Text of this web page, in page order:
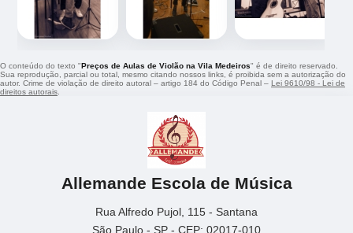
O conteúdo do texto " Preços de Aulas de Violão na Vila Medeiros" é de direito reservado.
Sua reprodução, parcial ou total, mesmo citando nossos links, é proibida sem a autorização do
autor. Crime de violação de direito autoral – artigo 184 do Código Penal – Lei 9610/98 - Lei de
direitos autorais.
Allemande Escola de Música
Rua Alfredo Pujol, 115 - Santana
São Paulo - SP - CEP: 02017-010